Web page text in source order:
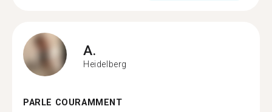
A.
Heidelberg
PARLE COURAMMENT